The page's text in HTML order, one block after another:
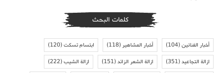
كلمات البحث
أخبار الفنانين(104) أخبار المشاهير(118) ابتسام تسكت(120)
ازالة التجاعيد(351) ازالة الشعر الزائد(151) ازالة الشيب(222)